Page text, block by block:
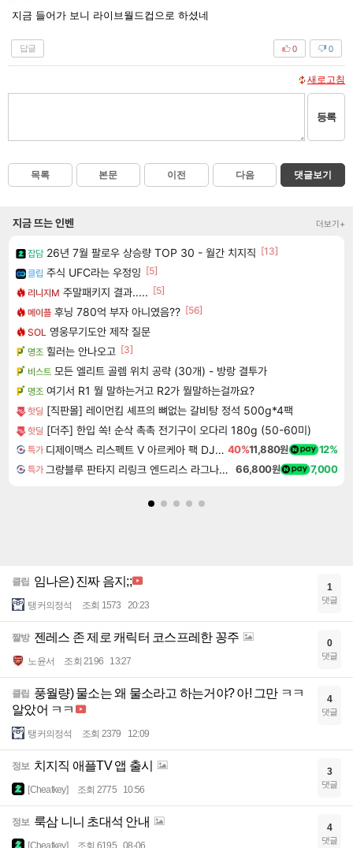
지금 들어가 보니 라이브월드컵으로 하셨네
답글 0
0
새로고침
등록
목록 본문 이전 다음 댓글보기
지금 뜨는 인벤 더보기+
잡담 26년 7월 팔로우 상승량 TOP 30 - 월간 치지직 [13]
클립 주식 UFC라는 우정잉 [5]
리니지M 주말패키지 결과..... [5]
메이플 후닝 780억 부자 아니였음?? [56]
SOL 영웅무기도안 제작 질문
명조 힐러는 안나오고 [3]
비스트 모든 엘리트 골렘 위치 공략 (30개) - 방랑 결투가
명조 여기서 R1 뭘 말하는거고 R2가 뭘말하는걸까요?
핫딜 [직판몰] 레이먼킴 셰프의 뼈없는 갈비탕 정석 500g*4팩
핫딜 [더주] 한입 쏙! 순삭 촉촉 전기구이 오다리 180g (50-60미)
특가 디제이맥스 리스펙트 V 아르케아 팩 DJMAX RESPECT V Arcaea Pack DLC 40%11,880원 12%
특가 그랑블루 판타지 리링크 엔드리스 라그나로크 Granblue Fantasy Relink Endless Ragnarok 66,800원 7,000
클립 임나은) 진짜 음지;;
탱커의정석 조회 1573 20:23
1
댓글
짤방 젠레스 존 제로 캐릭터 코스프레한 꽁주
노윤서 조회 2196 13:27
0
댓글
클립 풍월량) 물소는 왜 물소라고 하는거야? 아! 그만 ㅋㅋ
알았어 ㅋㅋ
탱커의정석 조회 2379 12:09
4
댓글
정보 치지직 애플TV 앱 출시
[Cheatkey] 조회 2775 10:56
3
댓글
정보 룩삼 니니 초대석 안내
[Cheatkey] 조회 6195 08-06
4
댓글